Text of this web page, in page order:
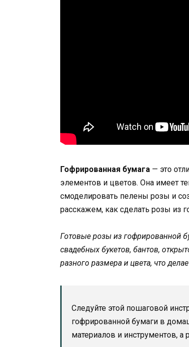
Гофрированная бумага — это
элементов и цветов. Она имеет
смоделировать пелены розы и
расскажем, как сделать розы из
Готовые розы из гофрированной
свадебных букетов, бантов,
разного размера и цвета, что
Следуйте этой пошаговой
гофрированной бумаги в
материалов и инструментов, а